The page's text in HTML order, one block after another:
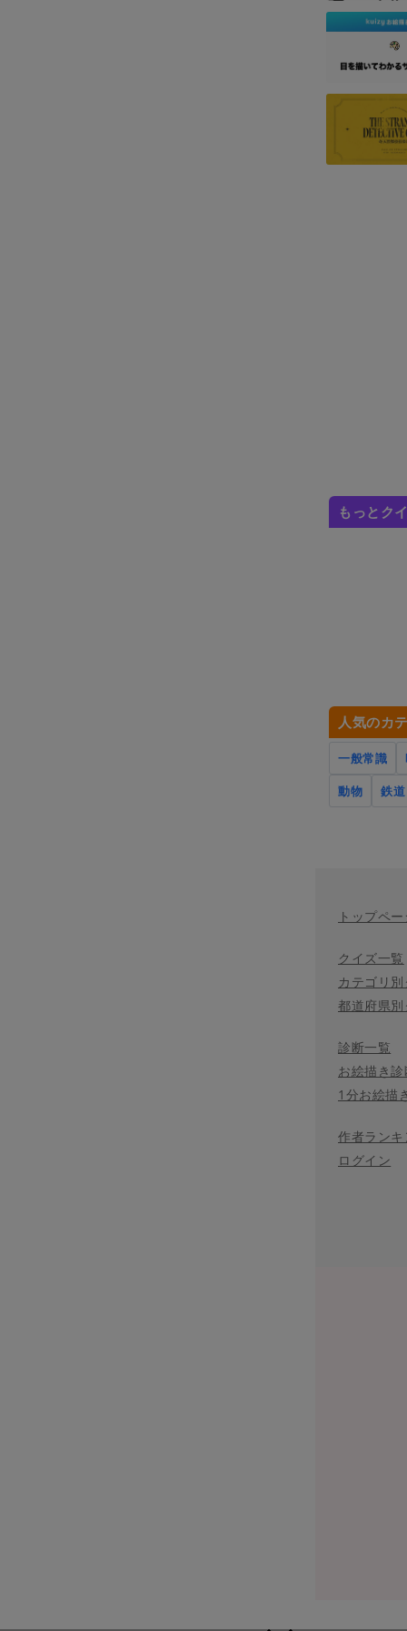
もっとク
人気のカ
一般常識
動物
鉄道
トップペ
クイズ一覧
カテゴリ
都道府県
診断一覧
お絵描き
1分お絵描
作者ラン
ログイン